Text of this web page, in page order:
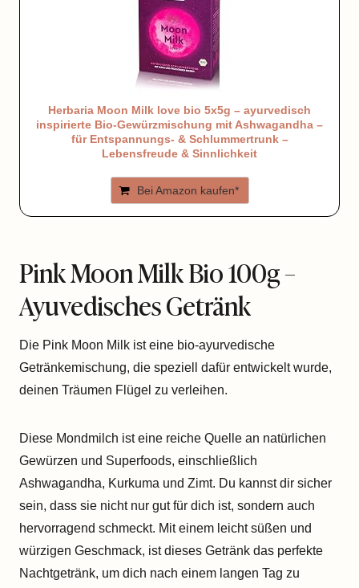
Herbaria Moon Milk love bio 5x5g – ayurvedisch
inspirierte Bio-Gewürzmischung mit Ashwagandha –
für Entspannungs- & Schlummertrunk –
Lebensfreude & Sinnlichkeit
Bei Amazon kaufen*
Pink Moon Milk Bio 100g –
Ayuvedisches Getränk
Die Pink Moon Milk ist eine bio-ayurvedische
Getränkemischung, die speziell dafür entwickelt wurde,
deinen Träumen Flügel zu verleihen.
Diese Mondmilch ist eine reiche Quelle an natürlichen
Gewürzen und Superfoods, einschließlich
Ashwagandha, Kurkuma und Zimt. Du kannst dir sicher
sein, dass sie nicht nur gut für dich ist, sondern auch
hervorragend schmeckt. Mit einem leicht süßen und
würzigen Geschmack, ist dieses Getränk das perfekte
Nachtgetränk, um dich nach einem langen Tag zu